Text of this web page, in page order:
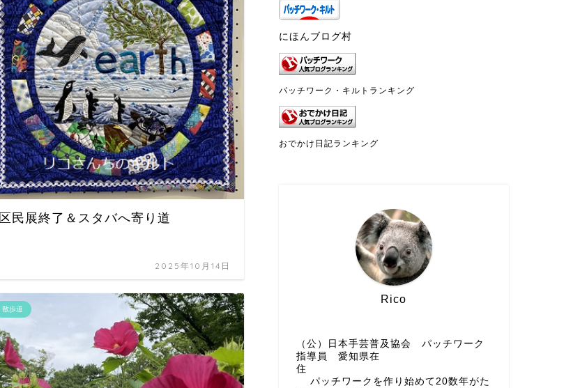
区民展終了＆スタバへ寄り道
2025年10月14日
散歩道
にほんブログ村
パッチワーク・キルトランキング
おでかけ日記ランキング
Rico
（公）日本手芸普及協会 パッチワーク
指導員 愛知県在
住
パッチワークを作り始めて20数年がた